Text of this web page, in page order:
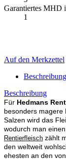
Garantiertes MHD
1
Auf den Merkzettel
Beschreibung
Beschreibung
Für Hedmans
besonders magere
Salzen wird das
wodurch man
Rentierfleisch zählt
den weltweit
ehesten an den